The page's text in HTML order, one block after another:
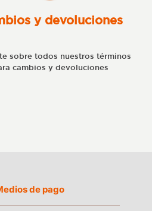
y devoluciones
sobre todos nuestros términos
cambios y devoluciones
de pago